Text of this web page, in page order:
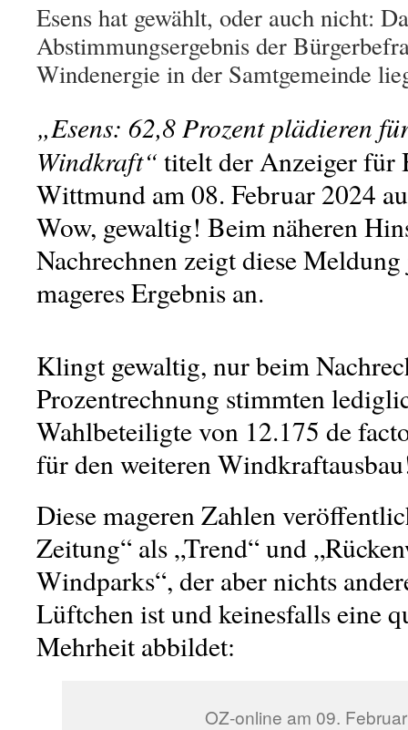
Esens hat gewählt, oder auch nicht:
Abstimmungsergebnis der
Windenergie in der Samtgemeinde
„Esens: 62,8 Prozent plädieren
Windkraft“ titelt der Anzeiger für
Wittmund am 08. Februar 2024
Wow, gewaltig! Beim näheren
Nachrechnen zeigt diese
mageres Ergebnis an.
Klingt gewaltig, nur beim
Prozentrechnung stimmten
Wahlbeteiligte von 12.175 de
für den weiteren
Diese mageren Zahlen
Zeitung“ als „Trend“ und
Windparks“, der aber nichts
Lüftchen ist und keinesfalls eine
Mehrheit abbildet:
OZ-online am 09.